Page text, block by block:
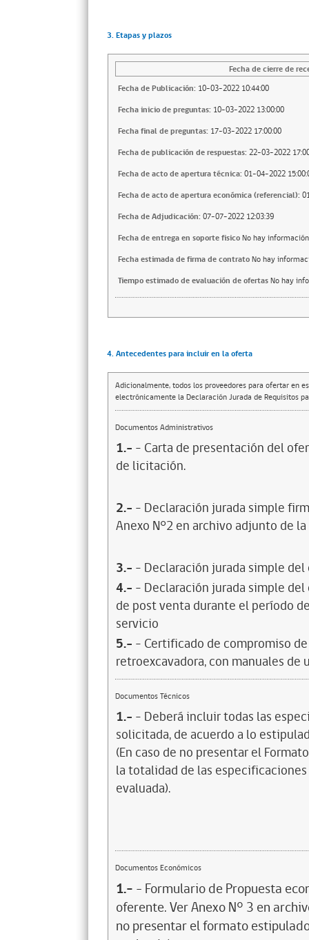
3. Etapas y plazos
Fecha de cierre de
Fecha de Publicación: 10-03-2022 10:44:00
Fecha inicio de preguntas: 10-03-2022 13:00:00
Fecha final de preguntas: 17-03-2022 17:00:00
Fecha de publicación de respuestas: 22-03-2022
Fecha de acto de apertura técnica: 01-04-2022
Fecha de acto de apertura económica (referencial):
Fecha de Adjudicación: 07-07-2022 12:03:39
Fecha de entrega en soporte fisicoNo hay información
Fecha estimada de firma de contratoNo hay
Tiempo estimado de evaluación de ofertasNo hay
4. Antecedentes para incluir en la oferta
Adicionalmente, todos los proveedores para ofertar en
electrónicamente la Declaración Jurada de Requisitos
Documentos Administrativos
1.- - Carta de presentación del
de licitación.
2.- - Declaración jurada simple
Anexo N°2 en archivo adjunto de
3.- - Declaración jurada simple
4.- - Declaración jurada simple
de post venta durante el período
servicio
5.- - Certificado de compromiso
retroexcavadora, con manuales
Documentos Técnicos
1.- - Deberá incluir todas las
solicitada, de acuerdo a lo
(En caso de no presentar el
la totalidad de las
evaluada).
Documentos Económicos
1.- - Formulario de Propuesta
oferente. Ver Anexo N° 3 en
no presentar el formato